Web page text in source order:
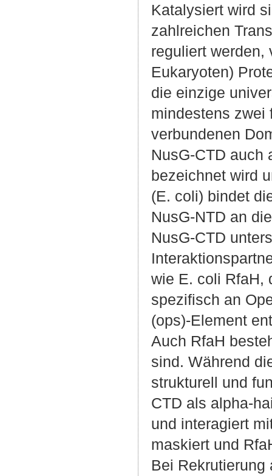
Katalysiert wird
zahlreichen
reguliert werden,
Eukaryoten)
die einzige
mindestens zwei
verbundenen
NusG-CTD auch
bezeichnet wird
(E. coli) bindet
NusG-NTD an
NusG-CTD
wie E. coli RfaH,
spezifisch an
(ops)-Element
Auch RfaH
sind. Während
strukturell und
CTD als alpha-
und interagiert
maskiert und
Bei